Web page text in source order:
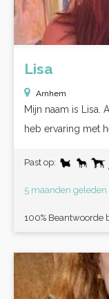
Lisa
Arnhem
Mijn naam is Lisa.
heb ervaring met
Past op:
5 maanden geleden
100% Beantwoorde